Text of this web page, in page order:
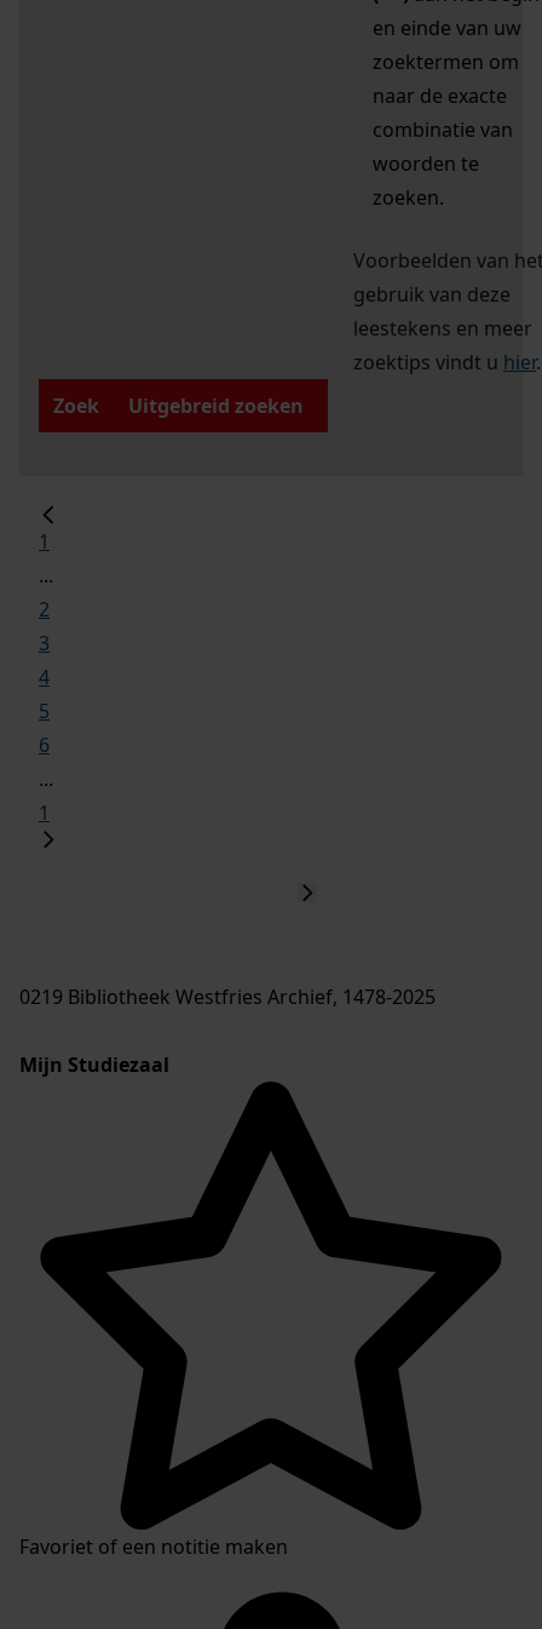
en einde van uw
zoektermen om
naar de exacte
combinatie van
woorden te
zoeken.
Voorbeelden van
gebruik van deze
leestekens en meer
zoektips vindt u hier.
Zoek
Uitgebreid zoeken
1
...
2
3
4
5
6
...
1
0219 Bibliotheek Westfries Archief, 1478-2025
Mijn Studiezaal
Favoriet of een notitie maken